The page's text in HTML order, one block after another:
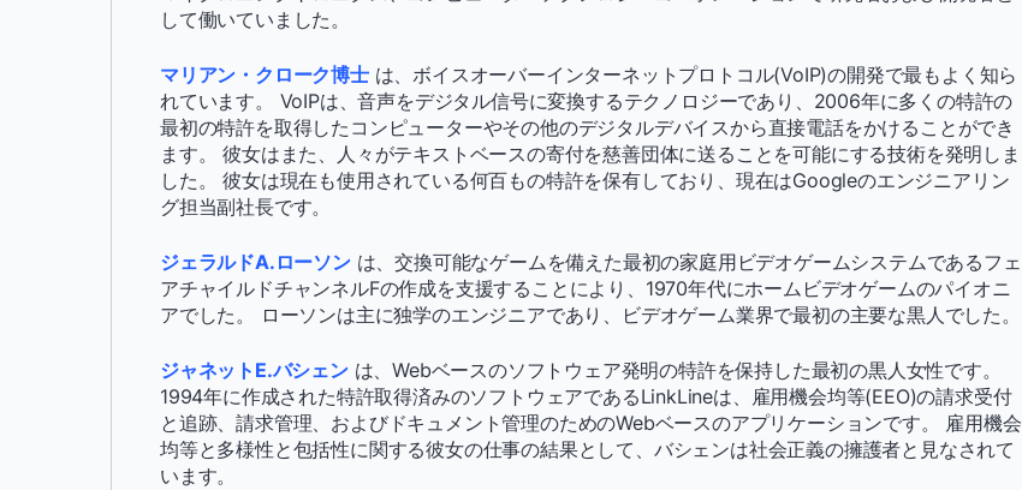
して働いていました。
マリアン・クローク博士は、ボイスオーバーインターネットプロトコル(VoIP)の開発で最もよく知ら
れています。 VoIPは、音声をデジタル信号に変換するテクノロジーであり、2006年に多くの特許の
最初の特許を取得したコンピューターやその他のデジタルデバイスから直接電話をかけることができ
ます。 彼女はまた、人々がテキストベースの寄付を慈善団体に送ることを可能にする技術を発明しま
した。 彼女は現在も使用されている何百もの特許を保有しており、現在はGoogleのエンジニアリン
グ担当副社長です。
ジェラルドA.ローソンは、交換可能なゲームを備えた最初の家庭用ビデオゲームシステムであるフェ
アチャイルドチャンネルFの作成を支援することにより、1970年代にホームビデオゲームのパイオニ
アでした。 ローソンは主に独学のエンジニアであり、ビデオゲーム業界で最初の主要な黒人でした。
ジャネットE.バシェンは、Webベースのソフトウェア発明の特許を保持した最初の黒人女性です。
1994年に作成された特許取得済みのソフトウェアであるLinkLineは、雇用機会均等(EEO)の請求受付
と追跡、請求管理、およびドキュメント管理のためのWebベースのアプリケーションです。 雇用機会
均等と多様性と包括性に関する彼女の仕事の結果として、バシェンは社会正義の擁護者と見なされて
います。